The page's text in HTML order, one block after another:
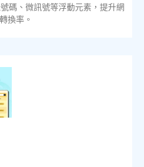
碼、微訊號等浮動元素，提升網
換率。